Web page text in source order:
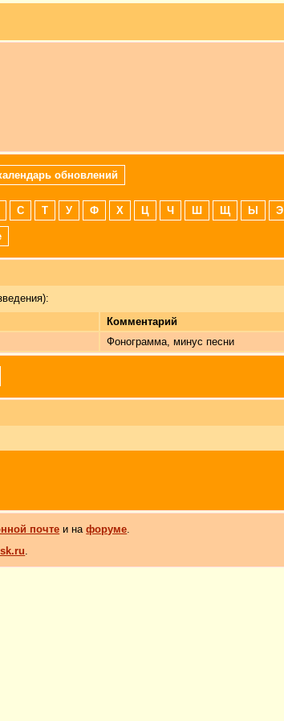
обновлений
С Т У Ф Х Ц Ч Ш Щ Ы Э
Комментарий
Фонограмма, минус песни
почте и нафоруме